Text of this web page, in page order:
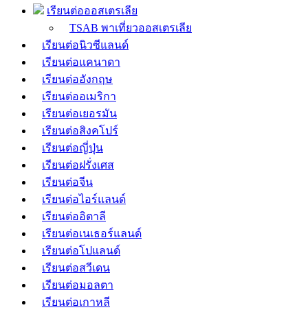
เรียนต่อออสเตรเลีย
TSAB พาเที่ยวออสเตรเลีย
เรียนต่อนิวซีแลนด์
เรียนต่อแคนาดา
เรียนต่ออังกฤษ
เรียนต่ออเมริกา
เรียนต่อเยอรมัน
เรียนต่อสิงคโปร์
เรียนต่อญี่ปุ่น
เรียนต่อฝรั่งเศส
เรียนต่อจีน
เรียนต่อไอร์แลนด์
เรียนต่ออิตาลี
เรียนต่อเนเธอร์แลนด์
เรียนต่อโปแลนด์
เรียนต่อสวีเดน
เรียนต่อมอลตา
เรียนต่อเกาหลี